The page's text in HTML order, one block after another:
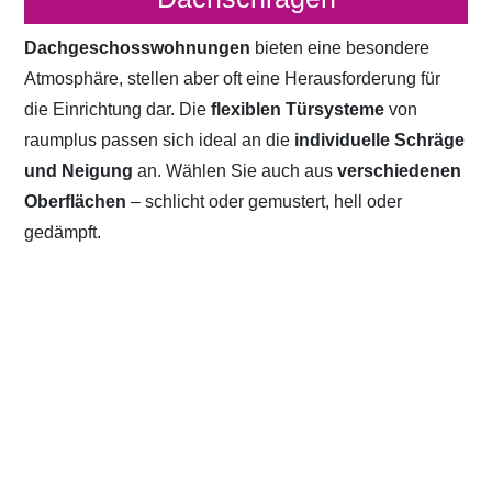
Dachgeschosswohnungen bieten eine besondere
Atmosphäre, stellen aber oft eine Herausforderung für
die Einrichtung dar. Dieflexiblen Türsystemevon
raumplus passen sich ideal an die individuelle Schräge
und Neigung an. Wählen Sie auch ausverschiedenen
Oberflächen – schlicht oder gemustert, hell oder
gedämpft.